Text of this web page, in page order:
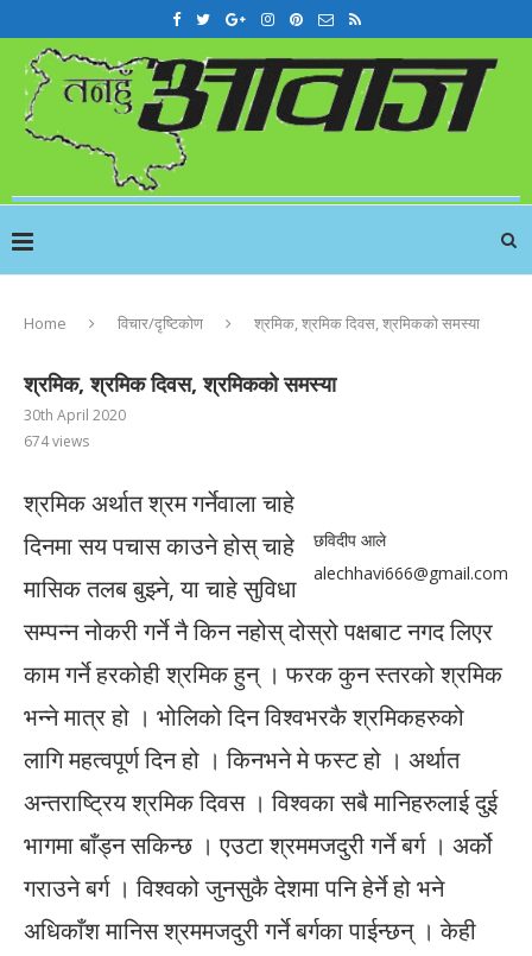
Home विचार/दृष्टिकोण श्रमिक, श्रमिक दिवस, श्रमिकको समस्या
श्रमिक, श्रमिक दिवस, श्रमिकको समस्या
30th April 2020
674views
छविदीप आले
alechhavi666@gmail.com
श्रमिक अर्थात श्रम गर्नेवाला चाहे
दिनमा सय पचास काउने होस् चाहे
मासिक तलब बुझ्ने, या चाहे सुविधा
सम्पन्न नोकरी गर्ने नै किन नहोस् दोस्रो पक्षबाट नगद लिएर
काम गर्ने हरकोही श्रमिक हुन् । फरक कुन स्तरको श्रमिक
भन्ने मात्र हो । भोलिको दिन विश्वभरकै श्रमिकहरुको
लागि महत्वपूर्ण दिन हो । किनभने मे फस्ट हो । अर्थात
अन्तराष्ट्रिय श्रमिक दिवस । विश्वका सबै मानिहरुलाई दुई
भागमा बाँड्न सकिन्छ । एउटा श्रममजदुरी गर्ने बर्ग । अर्को
गराउने बर्ग । विश्वको जुनसुकै देशमा पनि हेर्ने हो भने
अधिकाँश मानिस श्रममजदुरी गर्ने बर्गका पाईन्छन् । केही